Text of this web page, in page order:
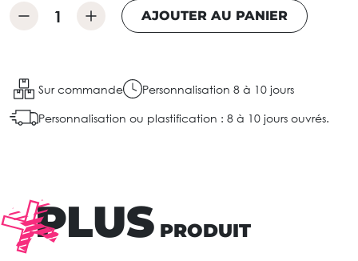
AJOUTER AU PANIER
Sur commande Personnalisation 8 à 10 jours
Personnalisation ou plastification : 8 à 10 jours ouvrés.
PLUS PRODUIT